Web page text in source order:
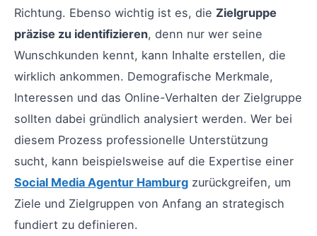
Richtung. Ebenso wichtig ist es, die Zielgruppe
präzise zu identifizieren, denn nur wer seine
Wunschkunden kennt, kann Inhalte erstellen, die
wirklich ankommen. Demografische Merkmale,
Interessen und das Online-Verhalten der Zielgruppe
sollten dabei gründlich analysiert werden. Wer bei
diesem Prozess professionelle Unterstützung
sucht, kann beispielsweise auf die Expertise einer
Social Media Agentur Hamburg zurückgreifen, um
Ziele und Zielgruppen von Anfang an strategisch
fundiert zu definieren.